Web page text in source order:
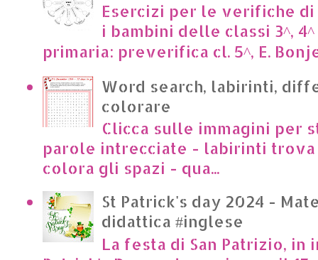
Esercizi per le verifiche
i bambini delle classi 3^,
primaria: preverifica cl. 5^, E.
Word search, labirinti,
colorare
Clicca sulle immagini per
parole intrecciate - labirinti
colora gli spazi - qua...
St Patrick's day 2024 -
didattica #inglese
La festa di San Patrizio, in